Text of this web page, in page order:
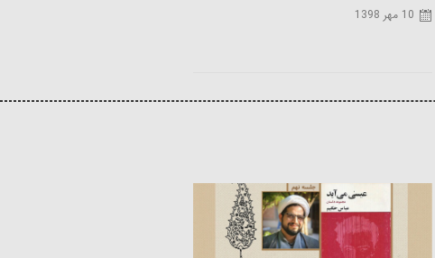
10 مهر 1398